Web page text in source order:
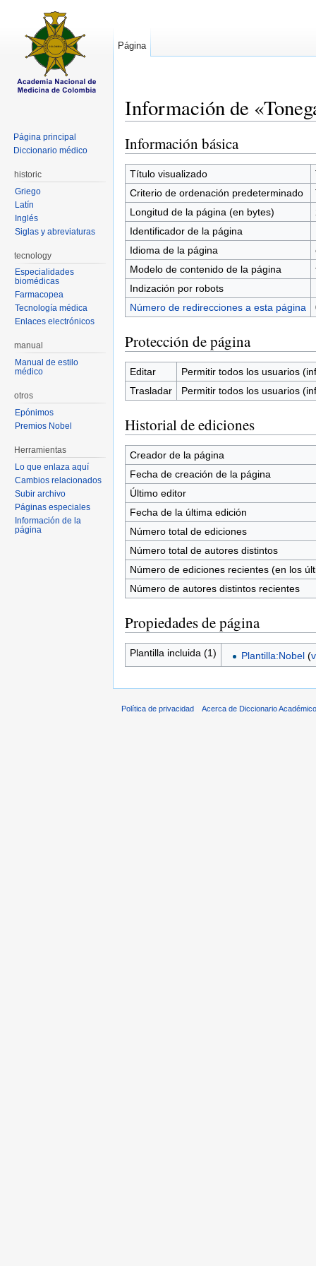
Información de
Información básica
Título visualizado
Criterio de ordenación predeterminado
Longitud de la página (en bytes)
Identificador de la página
Idioma de la página
Modelo de contenido de la página
Indización por robots
Número de redirecciones a esta página
Protección de página
Editar
Permitir todos los usuarios
Trasladar
Permitir todos los usuarios
Historial de ediciones
Creador de la página
Fecha de creación de la página
Último editor
Fecha de la última edición
Número total de ediciones
Número total de autores distintos
Número de ediciones recientes (en los
Número de autores distintos recientes
Propiedades de página
Plantilla incluida (1) Plantilla:Nobel(
Página
Página principal
Diccionario médico
historic
Griego
Latín
Inglés
Siglas y abreviaturas
tecnology
Especialidades
biomédicas
Farmacopea
Tecnología médica
Enlaces electrónicos
manual
Manual de estilo
médico
otros
Epónimos
Premios Nobel
Herramientas
Lo que enlaza aquí
Cambios relacionados
Subir archivo
Páginas especiales
Información de la
página
Política de privacidad Acerca de Diccionario